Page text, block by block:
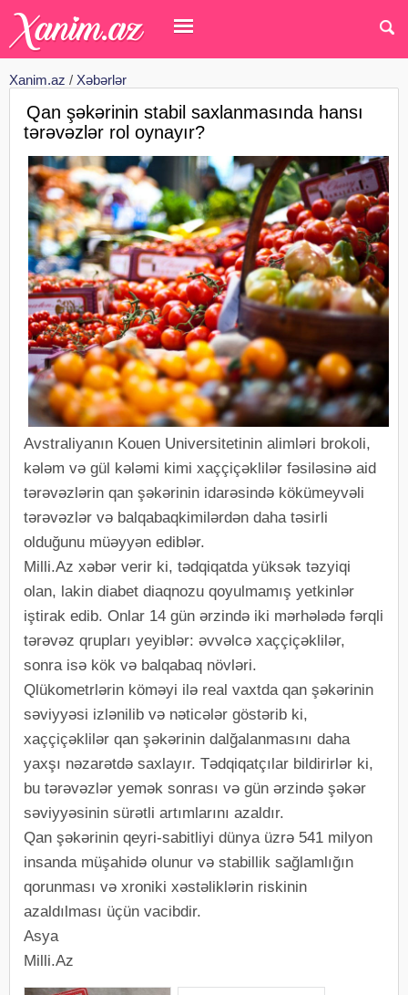
Xanim.az / Xəbərlər
Qan şəkərinin stabil saxlanmasında hansı
tərəvəzlər rol oynayır?
Avstraliyanın Kouen Universitetinin alimləri brokoli,
kələm və gül kələmi kimi xaççiçəklilər fəsiləsinə aid
tərəvəzlərin qan şəkərinin idarəsində kökümeyvəli
tərəvəzlər və balqabaqkimilərdən daha təsirli
olduğunu müəyyən ediblər.
Milli.Az xəbər verir ki, tədqiqatda yüksək təzyiqi
olan, lakin diabet diaqnozu qoyulmamış yetkinlər
iştirak edib. Onlar 14 gün ərzində iki mərhələdə fərqli
tərəvəz qrupları yeyiblər: əvvəlcə xaççiçəklilər,
sonra isə kök və balqabaq növləri.
Qlükometrlərin köməyi ilə real vaxtda qan şəkərinin
səviyyəsi izlənilib və nəticələr göstərib ki,
xaççiçəklilər qan şəkərinin dalğalanmasını daha
yaxşı nəzarətdə saxlayır. Tədqiqatçılar bildirirlər ki,
bu tərəvəzlər yemək sonrası və gün ərzində şəkər
səviyyəsinin sürətli artımlarını azaldır.
Qan şəkərinin qeyri-sabitliyi dünya üzrə 541 milyon
insanda müşahidə olunur və stabillik sağlamlığın
qorunması və xroniki xəstəliklərin riskinin
azaldılması üçün vacibdir.
Asya
Milli.Az